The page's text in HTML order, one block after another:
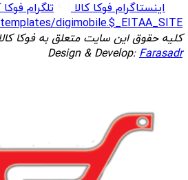
اینستاگرام فوکا کالا
تلگرام فوکا
templates/digimobile.$_EITAA_SITE
کلیه حقوق این سایت متعلق به فوکا
Design & Develop:Farasadr